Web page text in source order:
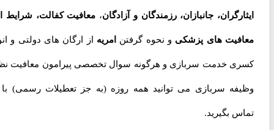
ایثارگران، جانبازان، رزمندگان و آزادگان،معافیت کفالت، شرایط اخذ
معافیت های پزشکیو نحوه گرفتن امریهاز ارگان های دولتی و انواع
کسری خدمت سربازی و هرگونه سوال تخصصی پیرامون معافیت نظام
وظیفه سربازی می توانید همه روزه (به جز تعطیلات رسمی) با ما
تماس بگیرید.